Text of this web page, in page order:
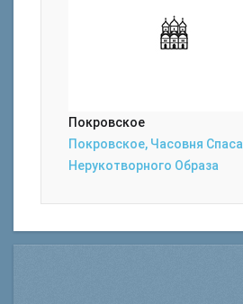
Покровское
Покровское, Часовня Спаса
Нерукотворного Образа